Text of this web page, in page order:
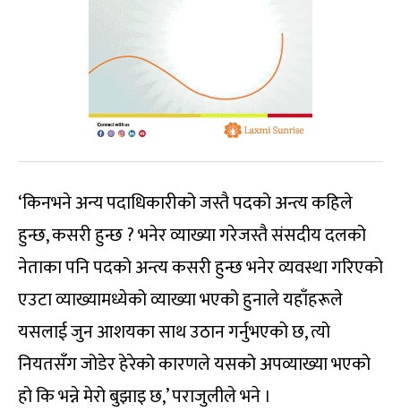
‘किनभने अन्य पदाधिकारीको जस्तै पदको अन्त्य कहिले
हुन्छ, कसरी हुन्छ ? भनेर व्याख्या गरेजस्तै संसदीय दलको
नेताका पनि पदको अन्त्य कसरी हुन्छ भनेर व्यवस्था गरिएको
एउटा व्याख्यामध्येको व्याख्या भएको हुनाले यहाँहरूले
यसलाई जुन आशयका साथ उठान गर्नुभएको छ, त्यो
नियतसँग जोडेर हेरेको कारणले यसको अपव्याख्या भएको
हो कि भन्ने मेरो बुझाइ छ,’ पराजुलीले भने ।